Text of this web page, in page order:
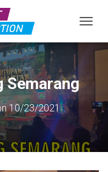
Semarang
10/23/2021